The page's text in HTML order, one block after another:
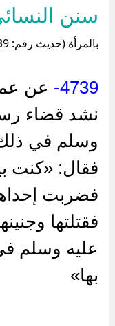
سنن
بالمرأة (حديث رقم: 4739 )
4739-
عن
نشد قضاء
وسلم في
فقال: «كنت
فضربت
فقتلتها
عليه وسلم
بها»